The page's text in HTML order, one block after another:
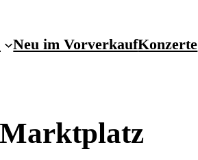
Neu im VorverkaufKonzerte